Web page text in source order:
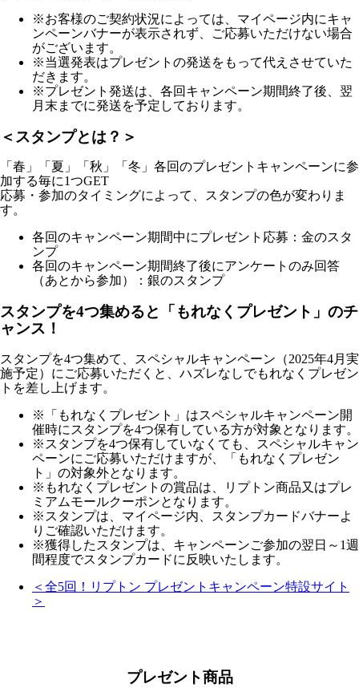
※お客様のご契約状況によっては、マイページ内にキャ
ンペーンバナーが表示されず、ご応募いただけない場合
がございます。
※当選発表はプレゼントの発送をもって代えさせていた
だきます。
※プレゼント発送は、各回キャンペーン期間終了後、翌
月末までに発送を予定しております。
＜スタンプとは？＞
「春」「夏」「秋」「冬」各回のプレゼントキャンペーンに参
加する毎に1つGET
応募・参加のタイミングによって、スタンプの色が変わりま
す。
各回のキャンペーン期間中にプレゼント応募：金のスタ
ンプ
各回のキャンペーン期間終了後にアンケートのみ回答
（あとから参加）：銀のスタンプ
スタンプを4つ集めると「もれなくプレゼント」のチ
ャンス！
スタンプを4つ集めて、スペシャルキャンペーン（2025年4月実
施予定）にご応募いただくと、ハズレなしでもれなくプレゼン
トを差し上げます。
※「もれなくプレゼント」はスペシャルキャンペーン開
催時にスタンプを4つ保有している方が対象となります。
※スタンプを4つ保有していなくても、スペシャルキャン
ペーンにご応募いただけますが、「もれなくプレゼン
ト」の対象外となります。
※もれなくプレゼントの賞品は、リプトン商品又はプレ
ミアムモールクーポンとなります。
※スタンプは、マイページ内、スタンプカードバナーよ
りご確認いただけます。
※獲得したスタンプは、キャンペーンご参加の翌日～1週
間程度でスタンプカードに反映いたします。
＜全5回！リプトン プレゼントキャンペーン特設サイト
＞
プレゼント商品